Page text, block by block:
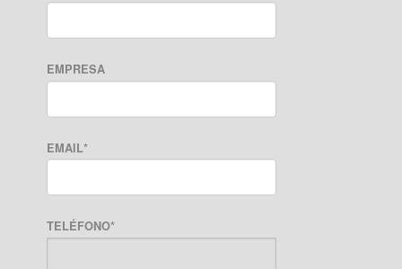
EMPRESA
EMAIL*
TELÉFONO*